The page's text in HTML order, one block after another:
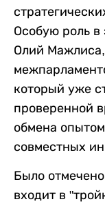
Особую роль в
Олий Мажлиса,
который уже
проверенной
обмена
совместных
Было
входит в